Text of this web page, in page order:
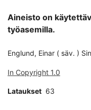
Aineisto on
työasemilla.
Englund, Einar ( säv. )
In Copyright 1.0
Lataukset 63